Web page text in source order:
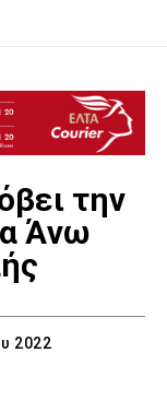
την
Άνω
2022